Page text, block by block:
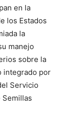
en la
los Estados
la
manejo
sobre la
integrado por
Servicio